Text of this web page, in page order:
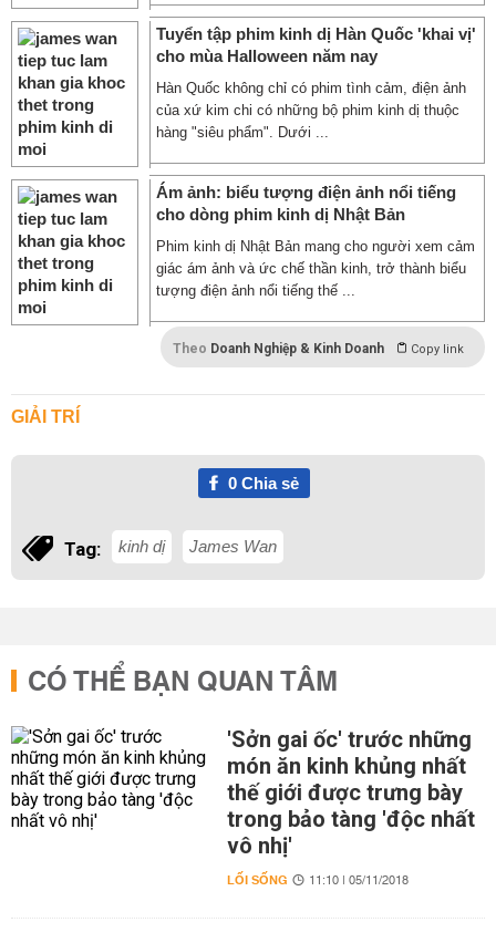
Tuyển tập phim kinh dị Hàn Quốc 'khai vị'
cho mùa Halloween năm nay
Hàn Quốc không chỉ có phim tình cảm, điện ảnh
của xứ kim chi có những bộ phim kinh dị thuộc
hàng "siêu phẩm". Dưới ...
Ám ảnh: biểu tượng điện ảnh nổi tiếng
cho dòng phim kinh dị Nhật Bản
Phim kinh dị Nhật Bản mang cho người xem cảm
giác ám ảnh và ức chế thần kinh, trở thành biểu
tượng điện ảnh nổi tiếng thế ...
Theo Doanh Nghiệp & Kinh Doanh Copy link
GIẢI TRÍ
0Chia sẻ
Tag: kinh dị James Wan
CÓ THỂ BẠN QUAN TÂM
'Sởn gai ốc' trước những
món ăn kinh khủng nhất
thế giới được trưng bày
trong bảo tàng 'độc nhất
vô nhị'
LỐI SỐNG 11:10 | 05/11/2018